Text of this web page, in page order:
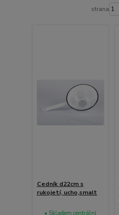
strana
Cedník d22cm s
rukojetí, ucho,smalt
• Skladem centrální